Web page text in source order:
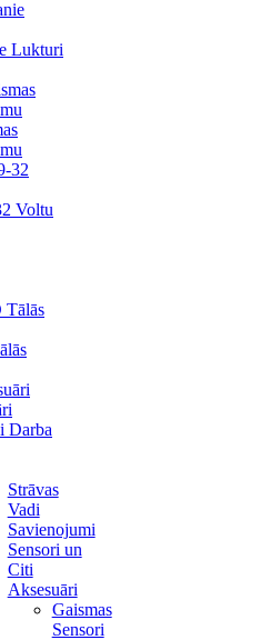
Lukturi
Voltu
Darba
Strāvas
Vadi
Savienojumi
Sensori un
Citi
Aksesuāri
Gaismas
Sensori